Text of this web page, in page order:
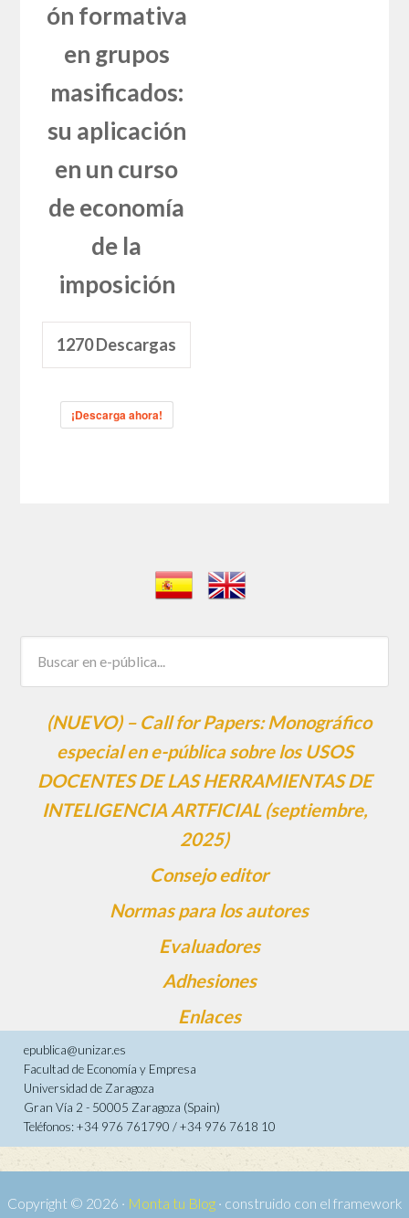
ón formativa
en grupos
masificados:
su aplicación
en un curso
de economía
de la
imposición
1270Descargas
¡Descarga ahora!
(NUEVO) – Call for Papers: Monográfico
especial en e-pública sobre los USOS
DOCENTES DE LAS HERRAMIENTAS DE
INTELIGENCIA ARTFICIAL (septiembre,
2025)
Consejo editor
Normas para los autores
Evaluadores
Adhesiones
Enlaces
epublica@unizar.es
Facultad de Economía y Empresa
Universidad de Zaragoza
Gran Vía 2 - 50005 Zaragoza (Spain)
Teléfonos: +34 976 761790 / +34 976 7618 10
Copyright © 2026 · Monta tu Blog· construido con el framework